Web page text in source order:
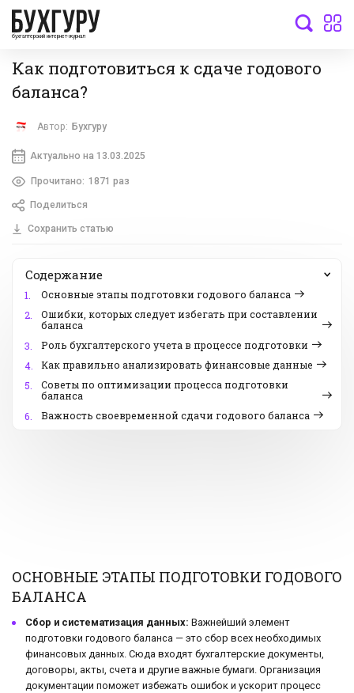
бухгалтерский интернет-журнал
Как подготовиться к сдаче годового
баланса?
Автор: Бухгуру
Актуально на 13.03.2025
Прочитано: 1871 раз
Поделиться
Сохранить статью
Содержание
1.
Основные этапы подготовки годового баланса
2.
Ошибки, которых следует избегать при составлении
баланса
3.
Роль бухгалтерского учета в процессе подготовки
4.
Как правильно анализировать финансовые данные
5.
Советы по оптимизации процесса подготовки
баланса
6.
Важность своевременной сдачи годового баланса
ОСНОВНЫЕ ЭТАПЫ ПОДГОТОВКИ ГОДОВОГО
БАЛАНСА
Сбор и систематизация данных: Важнейший элемент
подготовки годового баланса — это сбор всех необходимых
финансовых данных. Сюда входят бухгалтерские документы,
договоры, акты, счета и другие важные бумаги. Организация
документации поможет избежать ошибок и ускорит процесс